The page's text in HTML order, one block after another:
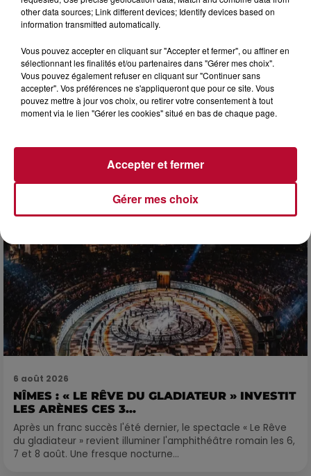
DINER CONCERT À LA MJC DE MARSEILLAN
6 août 2026
NÎMES : « LE RÊVE DU GLADIATEUR » INVESTIT
LES ARÈNES CES 3...
Après un franc succès l'été dernier, le spectacle « Le Rêve
du gladiateur » revient illuminer l'amphithéâtre romain les 6,
7 et 8 août. Une fresque nocturne...
other data sources; Link different devices; Identify devices based on
information transmitted automatically.
Vous pouvez accepter en cliquant sur "Accepter et fermer", ou affiner en
sélectionnant les finalités et/ou partenaires dans "Gérer mes choix".
Vous pouvez également refuser en cliquant sur "Continuer sans
accepter". Vos préférences ne s'appliqueront que pour ce site. Vous
pouvez mettre à jour vos choix, ou retirer votre consentement à tout
moment via le lien "Gérer les cookies" situé en bas de chaque page.
Gérer mes choix
Accepter et fermer